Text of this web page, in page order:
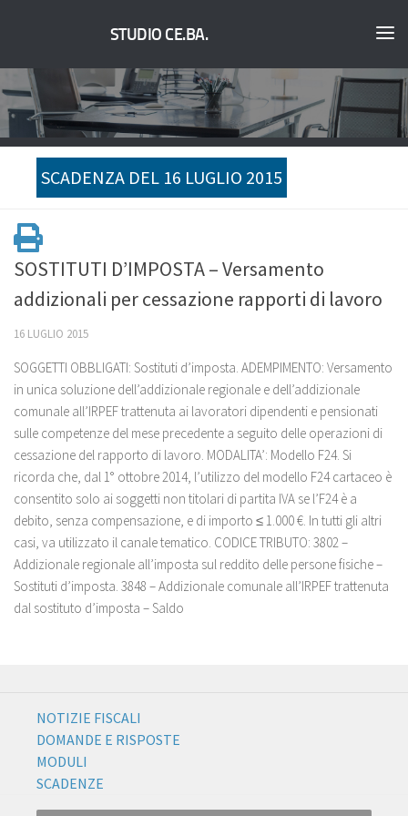
STUDIO CE.BA.
SCADENZA DEL 16 LUGLIO 2015
SOSTITUTI D’IMPOSTA – Versamento
addizionali per cessazione rapporti di lavoro
16 LUGLIO 2015
SOGGETTI OBBLIGATI: Sostituti d’imposta. ADEMPIMENTO: Versamento
in unica soluzione dell’addizionale regionale e dell’addizionale
comunale all’IRPEF trattenuta ai lavoratori dipendenti e pensionati
sulle competenze del mese precedente a seguito delle operazioni di
cessazione del rapporto di lavoro. MODALITA’: Modello F24. Si
ricorda che, dal 1° ottobre 2014, l’utilizzo del modello F24 cartaceo è
consentito solo ai soggetti non titolari di partita IVA se l’F24 è a
debito, senza compensazione, e di importo ≤ 1.000 €. In tutti gli altri
casi, va utilizzato il canale tematico. CODICE TRIBUTO: 3802 –
Addizionale regionale all’imposta sul reddito delle persone fisiche –
Sostituti d’imposta. 3848 – Addizionale comunale all’IRPEF trattenuta
dal sostituto d’imposta – Saldo
NOTIZIE FISCALI
DOMANDE E RISPOSTE
MODULI
SCADENZE